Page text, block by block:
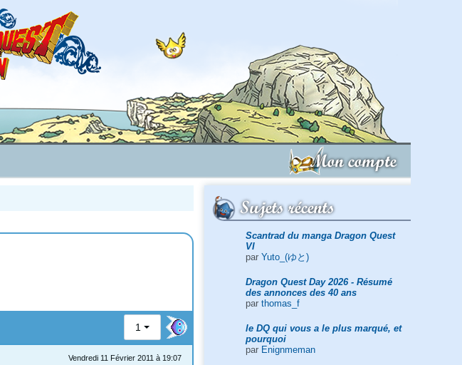
Mon compte
Sujets récents
Scantrad du manga Dragon Quest
VI
par Yuto_(ゆと)
Dragon Quest Day 2026 - Résumé
des annonces des 40 ans
par thomas_f
le DQ qui vous a le plus marqué, et
pourquoi
par Enignmeman
1
Vendredi 11 Février 2011 à 19:07